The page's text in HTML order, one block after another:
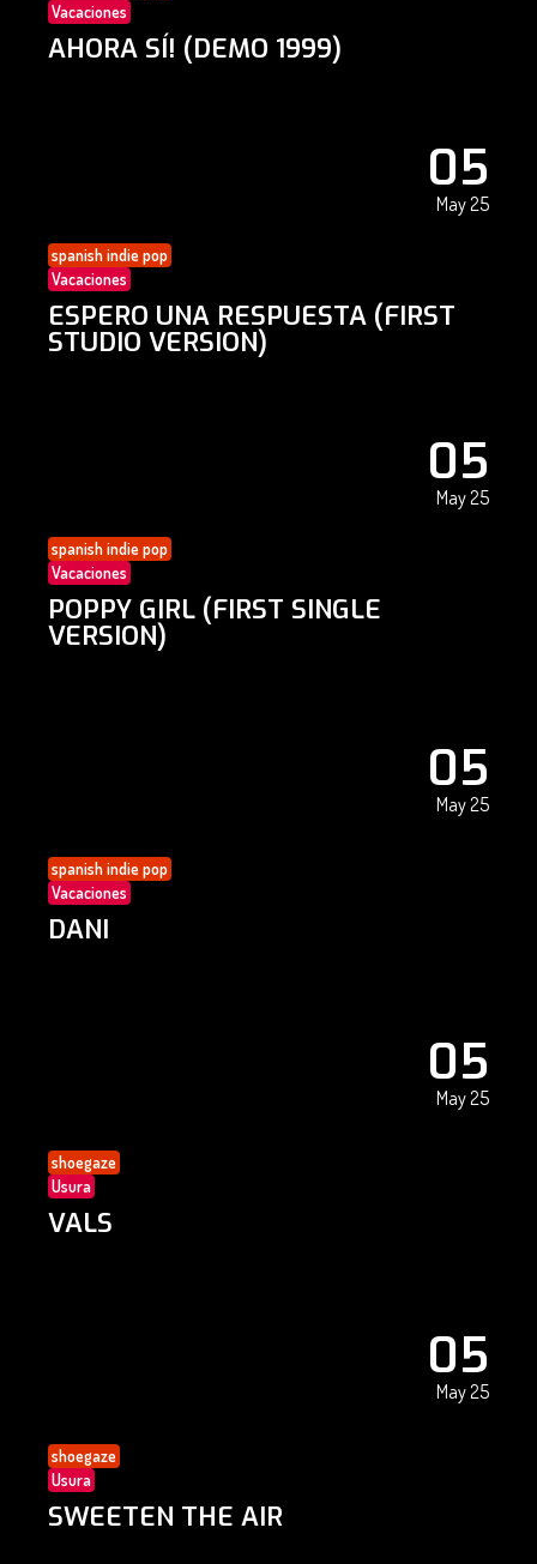
Vacaciones
AHORA SÍ! (DEMO 1999)
05
May 25
spanish indie pop
Vacaciones
ESPERO UNA RESPUESTA (FIRST
STUDIO VERSION)
05
May 25
spanish indie pop
Vacaciones
POPPY GIRL (FIRST SINGLE
VERSION)
05
May 25
spanish indie pop
Vacaciones
DANI
05
May 25
shoegaze
Usura
VALS
05
May 25
shoegaze
Usura
SWEETEN THE AIR